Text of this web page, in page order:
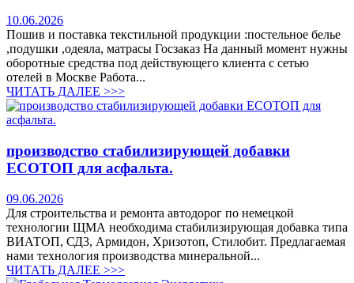
10.06.2026
Пошив и поставка текстильной продукции :постельное белье
,подушки ,одеяла, матрасы Госзаказ На данный момент нужны
оборотные средства под действующего клиента с сетью
отелей в Москве Работа...
ЧИТАТЬ ДАЛЕЕ >>>
производство стабилизирующей добавки
ЕСОТОП для асфальта.
09.06.2026
Для строительства и ремонта автодорог по немецкой
технологии ЩМА необходима стабилизирующая добавка типа
ВИАТОП, СД3, Армидон, Хризотоп, Стилобит. Предлагаемая
нами технология производства минеральной...
ЧИТАТЬ ДАЛЕЕ >>>